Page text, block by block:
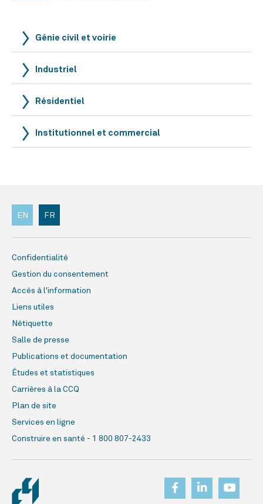
Génie civil et voirie
Industriel
Résidentiel
Institutionnel et commercial
Confidentialité
Gestion du consentement
Accès à l'information
Liens utiles
Nétiquette
Salle de presse
Publications et documentation
Études et statistiques
Carrières à la CCQ
Plan de site
Services en ligne
Construire en santé - 1 800 807-2433
EN FR